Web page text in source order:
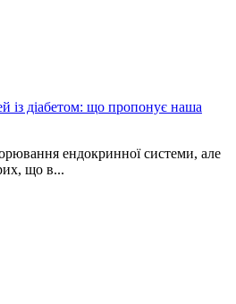
із діабетом: що пропонує наша
ендокринної системи, але
що в...